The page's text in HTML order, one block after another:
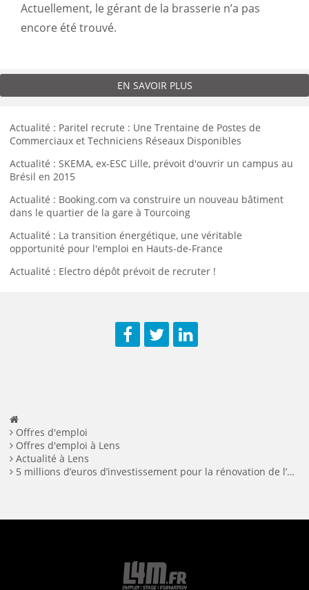
Actuellement, le gérant de la brasserie n’a pas
encore été trouvé.
EN SAVOIR PLUS
Actualité : Paritel recrute : Une Trentaine de Postes de
Commerciaux et Techniciens Réseaux Disponibles
Actualité : SKEMA, ex-ESC Lille, prévoit d'ouvrir un campus au
Brésil en 2015
Actualité : Booking.com va construire un nouveau bâtiment
dans le quartier de la gare à Tourcoing
Actualité : La transition énergétique, une véritable
opportunité pour l'emploi en Hauts-de-France
Actualité : Electro dépôt prévoit de recruter !
Offres d'emploi
Offres d'emploi à Lens
Actualité à Lens
5 millions d’euros d’investissement pour la rénovation de l’ancienne salle des machines du 11/19